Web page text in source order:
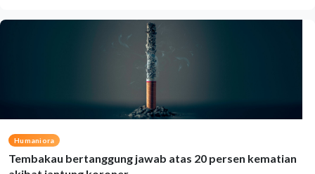
Humaniora
Tembakau bertanggung jawab atas 20 persen kematian